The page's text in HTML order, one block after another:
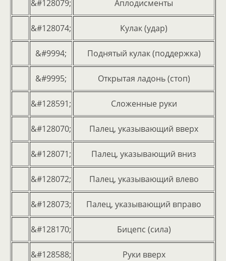
&#128079; Аплодисменты
&#128074; Кулак (удар)
&#9994; Поднятый кулак (поддержка)
&#9995; Открытая ладонь (стоп)
&#128591; Сложенные руки
&#128070; Палец, указывающий вверх
&#128071; Палец, указывающий вниз
&#128072; Палец, указывающий влево
&#128073; Палец, указывающий вправо
&#128170; Бицепс (сила)
&#128588; Руки вверх